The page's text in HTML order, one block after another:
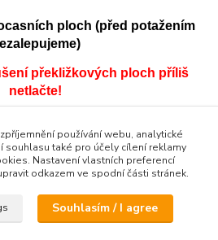
ploch (před potažením
překližkových ploch příliš
netlačte!
používání webu, analytické
souhlasu také pro účely cílení reklamy
Nastavení vlastních preferencí
odkazem ve spodní části stránek.
Souhlasím / I agree